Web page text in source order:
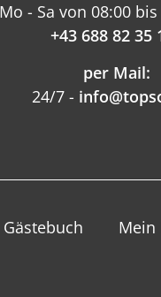
Mo - Sa von 08:00
+43 688 82 35
per Mail:
24/7 -
Gästebuch Mein